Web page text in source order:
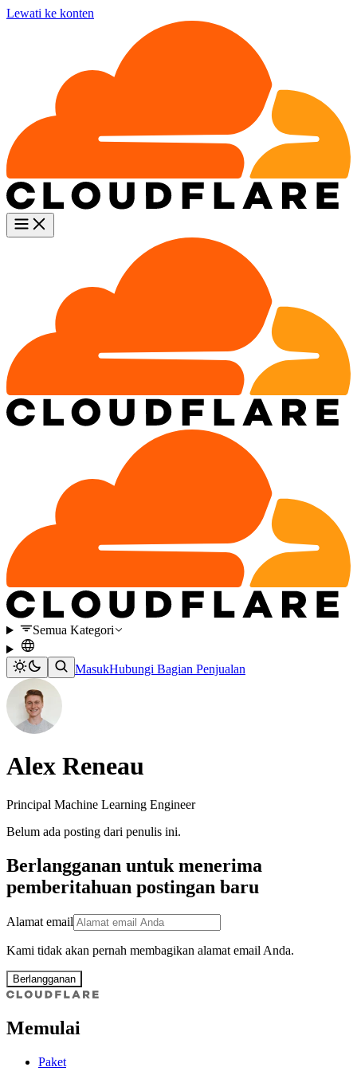
Lewati ke konten
Semua Kategori
MasukHubungi Bagian Penjualan
Alex Reneau
Principal Machine Learning Engineer
Belum ada posting dari penulis ini.
Berlangganan untuk menerima
pemberitahuan postingan baru
Alamat email
Kami tidak akan pernah membagikan alamat email Anda.
Berlangganan
Memulai
Paket